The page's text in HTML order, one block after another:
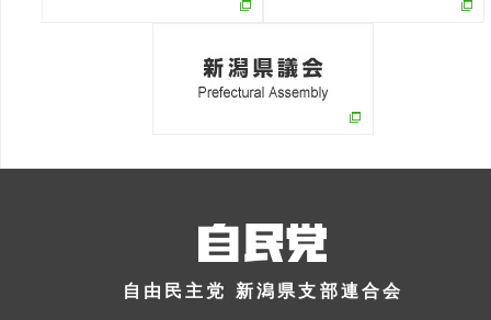
自由民主党 新潟県支部連合会